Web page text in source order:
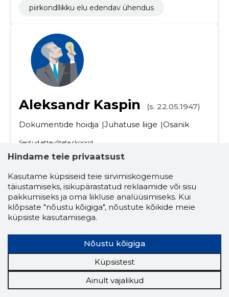
piirkondllikku elu edendav ühendus
Aleksandr Kaspin
(s. 22.05.1947)
Dokumentide hoidja
Juhatuse liige Osanik
Seotud ettevõtete skoorid
Krediidiskoor: ...
Aktiivseid ettevõtteid: 14
Ettevõtluskogemus (aastaid): 30
puidu kokkuost ja müük
puidu- ja paberitööstus
ehitus ja kinnisvara
ehitus- ja kinnisvarateenused
kalandus
toiduainetetööstus
enda kinnisvara ost ja müük
Hindame teie privaatsust
Kasutame küpsiseid teie sirvimiskogemuse
täiustamiseks, isikupärastatud reklaamide või sisu
pakkumiseks ja oma liikluse analüüsimiseks. Kui
klõpsate "nõustu kõigiga", nõustute kõikide meie
küpsiste kasutamisega.
Nõustu kõigiga
Küpsistest
Ainult vajalikud